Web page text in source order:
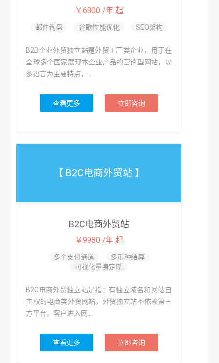
￥6800 /年 起
邮件询盘 谷歌性能优化 SEO架构
B2B企业外贸独立站是外贸工厂类企业，用于在
全球多个国家展现本企业产品的营销型网站，以
多语言为主要特点，...
查看更多 立即咨询
【 B2C电商外贸站 】
B2C电商外贸站
￥9980 /年 起
多个支付通道
多币种结算
可视化量身定制
B2C电商外贸独立站是指：有独立域名和网站自
主权的电商类外贸网站。外贸独立站不依赖第三
方平台，客户进入网...
查看更多 立即咨询